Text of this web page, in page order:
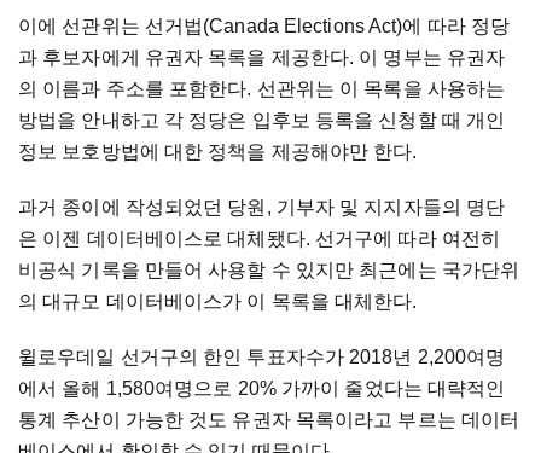
이에 선관위는 선거법(Canada Elections Act)에 따라 정당
과 후보자에게 유권자 목록을 제공한다. 이 명부는 유권자
의 이름과 주소를 포함한다. 선관위는 이 목록을 사용하는
방법을 안내하고 각 정당은 입후보 등록을 신청할 때 개인
정보 보호방법에 대한 정책을 제공해야만 한다.
과거 종이에 작성되었던 당원, 기부자 및 지지자들의 명단
은 이젠 데이터베이스로 대체됐다. 선거구에 따라 여전히
비공식 기록을 만들어 사용할 수 있지만 최근에는 국가단위
의 대규모 데이터베이스가 이 목록을 대체한다.
윌로우데일 선거구의 한인 투표자수가 2018년 2,200여명
에서 올해 1,580여명으로 20% 가까이 줄었다는 대략적인
통계 추산이 가능한 것도 유권자 목록이라고 부르는 데이터